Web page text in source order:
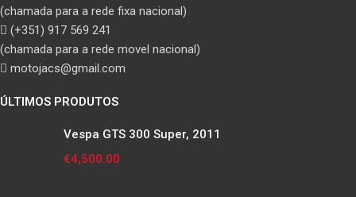
(chamada para a rede fixa nacional)
(+351) 917 569 241
(chamada para a rede movel nacional)
motojacs@gmail.com
ÚLTIMOS PRODUTOS
Vespa GTS 300 Super, 2011
€4,500.00